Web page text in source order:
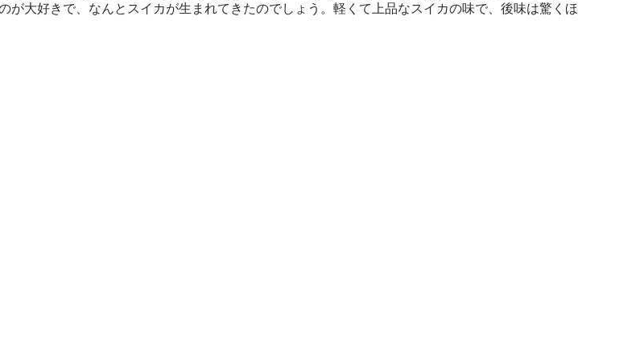
大好きで、なんとスイカが生まれてきたのでしょう。軽くて上品なスイカの味で、後味は驚くほ